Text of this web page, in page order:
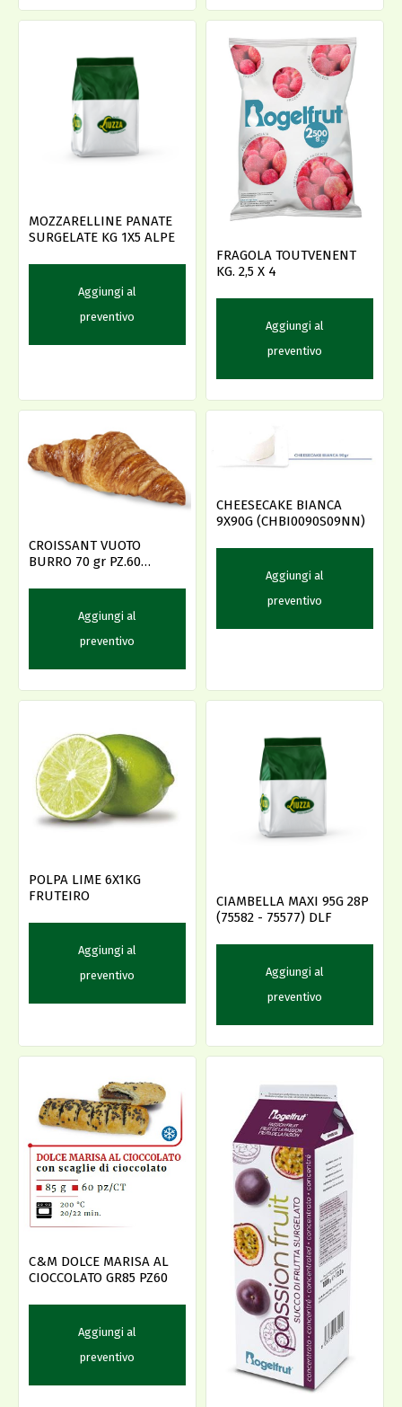
MOZZARELLINE PANATE
SURGELATE KG 1X5 ALPE
Aggiungi al
preventivo
FRAGOLA TOUTVENENT
KG. 2,5 X 4
Aggiungi al
preventivo
CROISSANT VUOTO
BURRO 70 gr PZ.60
Aggiungi al
preventivo
CHEESECAKE BIANCA
9X90G (CHBI0090S09NN)
Aggiungi al
preventivo
POLPA LIME 6X1KG
FRUTEIRO
Aggiungi al
preventivo
CIAMBELLA MAXI 95G 28P
(75582 - 75577) DLF
Aggiungi al
preventivo
C&M DOLCE MARISA AL
CIOCCOLATO GR85 PZ60
Aggiungi al
preventivo